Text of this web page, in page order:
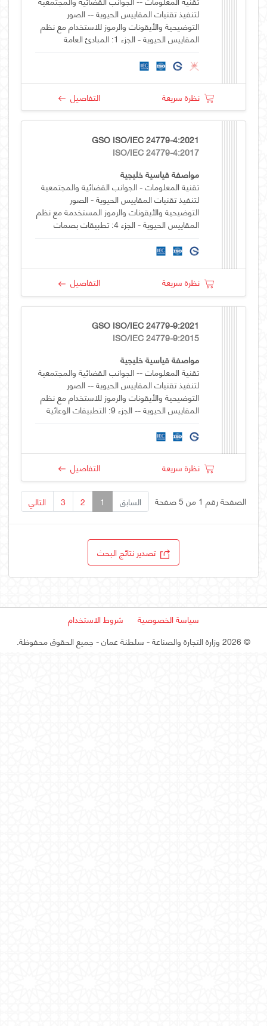
لتنفيذ تقنيات المقاييس الحيوية -- الصور
التوضيحية والأيقونات والرموز للاستخدام مع نظم
المقاييس الحيوية - الجزء 1: المبادئ العامة
نظرة سريعة التفاصيل
GSO ISO/IEC 24779-4:2021
ISO/IEC 24779-4:2017
مواصفة قياسية خليجية
تقنية المعلومات - الجوانب القضائية والمجتمعية
لتنفيذ تقنيات المقاييس الحيوية - الصور
التوضيحية والأيقونات والرموز المستخدمة مع نظم
المقاييس الحيوية - الجزء 4: تطبيقات بصمات
نظرة سريعة التفاصيل
GSO ISO/IEC 24779-9:2021
ISO/IEC 24779-9:2015
مواصفة قياسية خليجية
تقنية المعلومات -- الجوانب القضائية والمجتمعية
لتنفيذ تقنيات المقاييس الحيوية -- الصور
التوضيحية والأيقونات والرموز للاستخدام مع نظم
المقاييس الحيوية -- الجزء 9: التطبيقات الوعائية
نظرة سريعة التفاصيل
الصفحة رقم 1 من 5 صفحة السابق 1
2
3 التالي
تصدير نتائج البحث
سياسة الخصوصية
شروط الاستخدام
©2026 وزارة التجارة والصناعة - سلطنة عمان - جميع الحقوق محفوظة.